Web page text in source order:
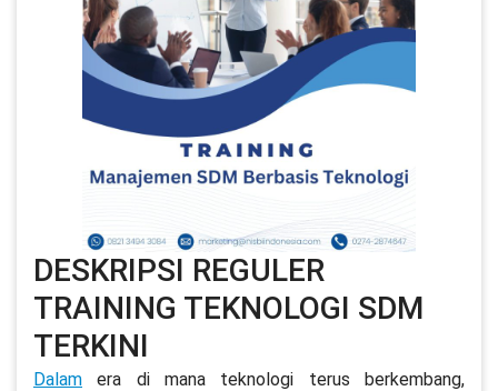
DESKRIPSI REGULER
TRAINING TEKNOLOGI SDM
TERKINI
Dalam era di mana teknologi terus berkembang,